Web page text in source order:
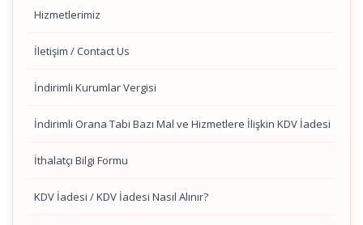
Hizmetlerimiz
İletişim / Contact Us
İndirimli Kurumlar Vergisi
İndirimli Orana Tabi Bazı Mal ve Hizmetlere İlişkin KDV İadesi
İthalatçı Bilgi Formu
KDV İadesi / KDV İadesi Nasıl Alınır?